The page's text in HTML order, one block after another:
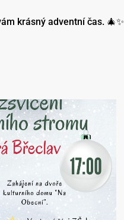
krásný adventní čas. 🎄✨